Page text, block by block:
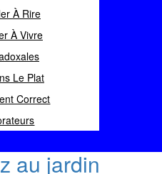
À Rire
À Vivre
Le Plat
Correct
au jardin